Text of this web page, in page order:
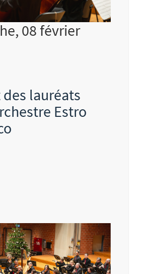
08 février
lauréats
Estro